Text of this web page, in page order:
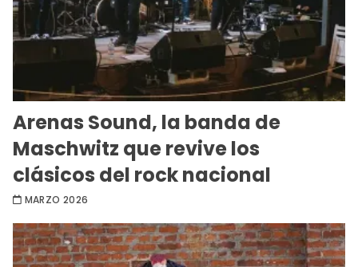
Arenas Sound, la banda de
Maschwitz que revive los
clásicos del rock nacional
MARZO 2026